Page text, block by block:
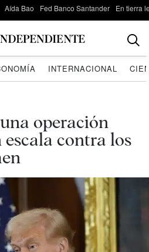
Aída Bao Fed Banco Santander En tierra
INTERNACIONAL
operación
contra los